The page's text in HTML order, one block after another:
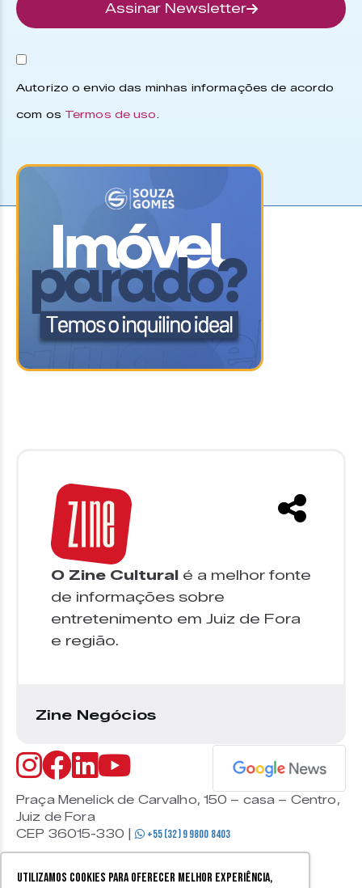
Utilizamos cookies para oferecer melhor experiência,
Assinar Newsletter
Autorizo o envio das minhas informações de acordo
com os Termos de uso.
O Zine Cultural é a melhor fonte
de informações sobre
entretenimento em Juiz de Fora
e região.
Zine Negócios
Praça Menelick de Carvalho, 150 – casa – Centro,
Juiz de Fora
CEP 36015-330 |
+55 (32) 9 9800 8403